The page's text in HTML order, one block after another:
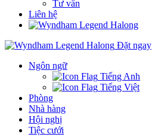
Tư vấn
Liên hệ
Đặt ngay
Ngôn ngữ
Tiếng Anh
Tiếng Việt
Phòng
Nhà hàng
Hội nghị
Tiệc cưới